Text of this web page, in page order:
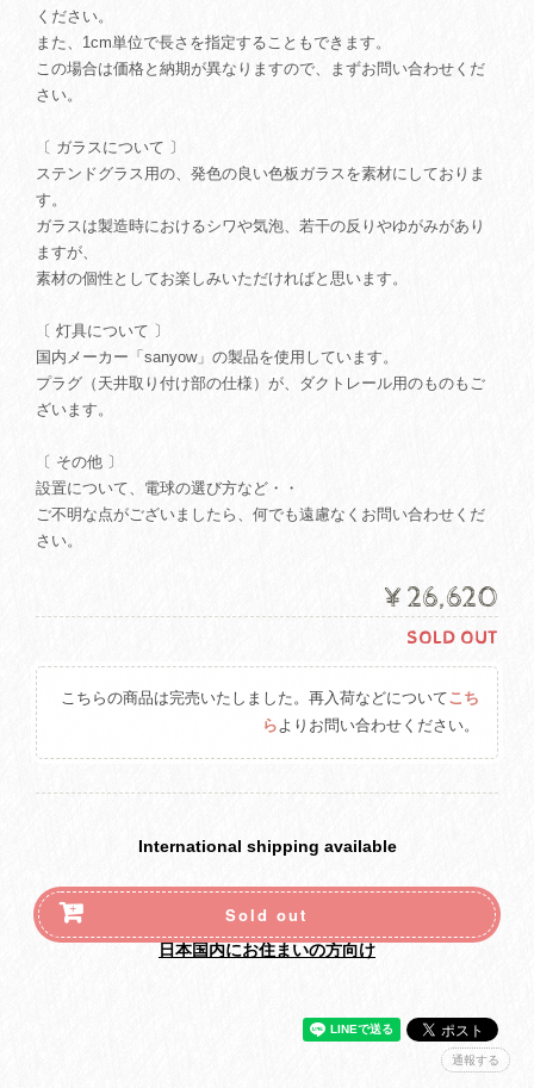
ください。
また、1cm単位で長さを指定することもできます。
この場合は価格と納期が異なりますので、まずお問い合わせくだ
さい。
〔 ガラスについて 〕
ステンドグラス用の、発色の良い色板ガラスを素材にしておりま
す。
ガラスは製造時におけるシワや気泡、若干の反りやゆがみがあり
ますが、
素材の個性としてお楽しみいただければと思います。
〔 灯具について 〕
国内メーカー「sanyow」の製品を使用しています。
プラグ（天井取り付け部の仕様）が、ダクトレール用のものもご
ざいます。
〔 その他 〕
設置について、電球の選び方など・・
ご不明な点がございましたら、何でも遠慮なくお問い合わせくだ
さい。
¥26,620
SOLD OUT
こちらの商品は完売いたしました。再入荷などについてこち
らよりお問い合わせください。
International shipping available
Sold out
日本国内にお住まいの方向け
通報する